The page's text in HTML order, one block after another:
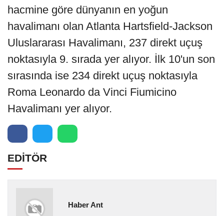
hacmine göre dünyanın en yoğun
havalimanı olan Atlanta Hartsfield-Jackson
Uluslararası Havalimanı, 237 direkt uçuş
noktasıyla 9. sırada yer alıyor. İlk 10'un son
sırasında ise 234 direkt uçuş noktasıyla
Roma Leonardo da Vinci Fiumicino
Havalimanı yer alıyor.
EDİTÖR
Haber Ant